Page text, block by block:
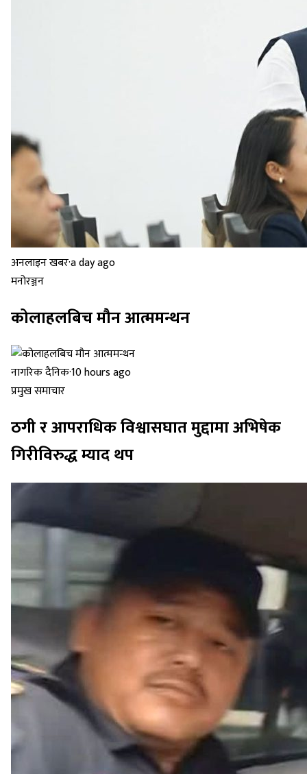
अनलाइन खबर·a day ago
मनोरञ्जन
कोलाहलबिच मौन आत्ममन्थन
नागरिक दैनिक·10 hours ago
प्रमुख समाचार
ठगी र आपराधिक विश्वासघात मुद्दामा अभिषेक
गिरीविरुद्ध म्याद थप